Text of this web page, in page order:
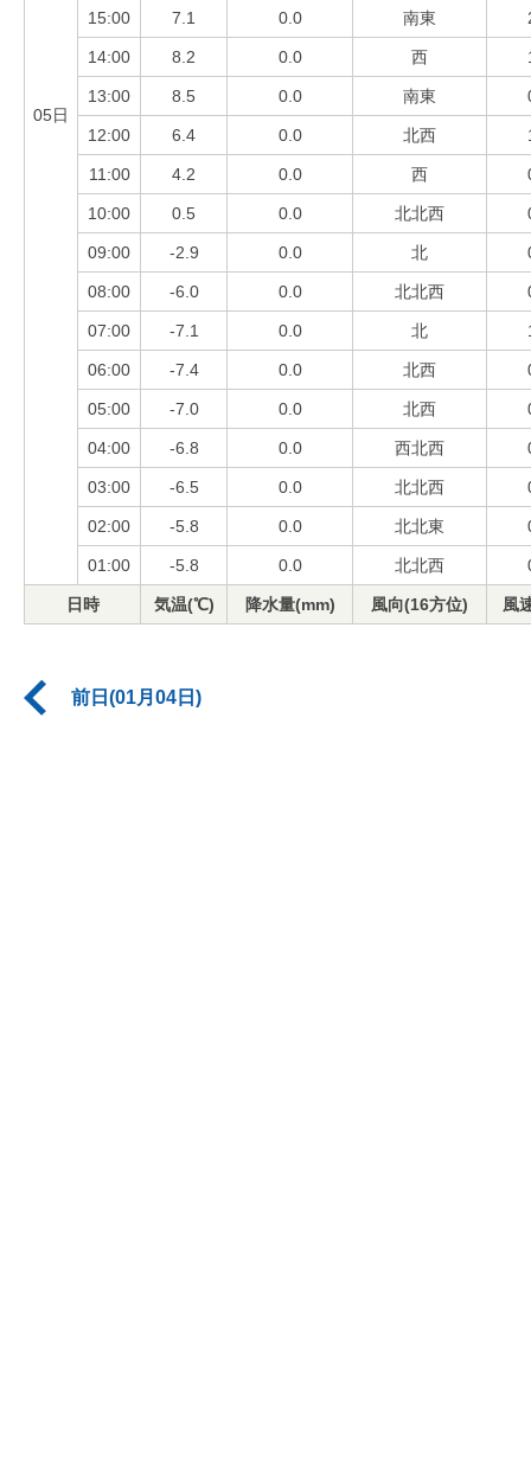
05日
15:00 7.1 0.0 南東
14:00 8.2 0.0 西
13:00 8.5 0.0 南東
12:00 6.4 0.0 北西
11:00 4.2 0.0 西
10:00 0.5 0.0 北北西
09:00 -2.9 0.0 北
08:00 -6.0 0.0 北北西
07:00 -7.1 0.0 北
06:00 -7.4 0.0 北西
05:00 -7.0 0.0 北西
04:00 -6.8 0.0 西北西
03:00 -6.5 0.0 北北西
02:00 -5.8 0.0 北北東
01:00 -5.8 0.0 北北西
日時 気温(℃) 降水量(mm) 風向(16方位) 風
前日(01月04日)